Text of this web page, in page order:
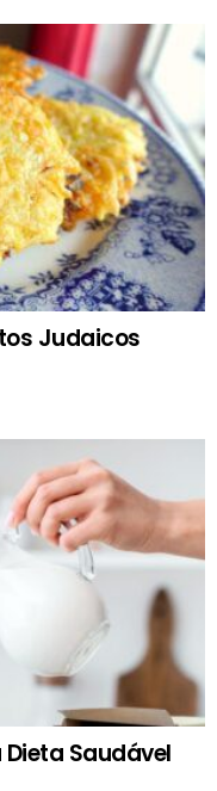
Judaicos
Saudável